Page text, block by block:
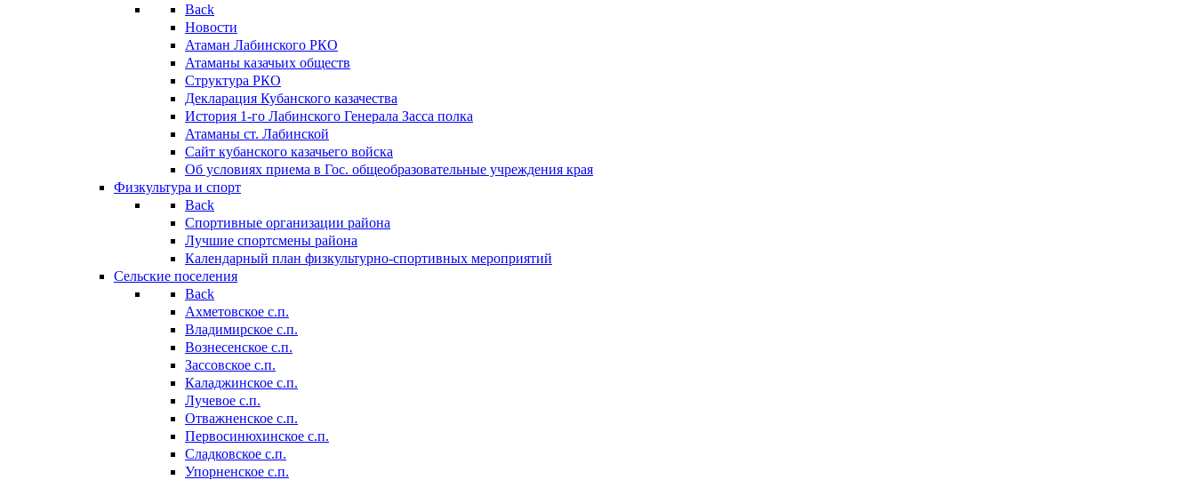
Back
Новости
Атаман Лабинского РКО
Атаманы казачьих обществ
Структура РКО
Декларация Кубанского казачества
История 1-го Лабинского Генерала Засса полка
Атаманы ст. Лабинской
Cайт кубанского казачьего войска
Об условиях приема в Гос. общеобразовательные учреждения края
Физкультура и спорт
Back
Спортивные организации района
Лучшие спортсмены района
Календарный план физкультурно-спортивных мероприятий
Сельские поселения
Back
Ахметовское с.п.
Владимирское с.п.
Вознесенское с.п.
Зассовское с.п.
Каладжинское с.п.
Лучевое с.п.
Отважненское с.п.
Первосинюхинское с.п.
Сладковское с.п.
Упорненское с.п.